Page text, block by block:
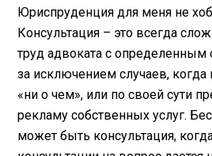
Юриспруденция для меня не
Консультация – это всегда
труд адвоката с
за исключением случаев, когда
«ни о чем», или по своей сути
рекламу собственных услуг.
может быть консультация,